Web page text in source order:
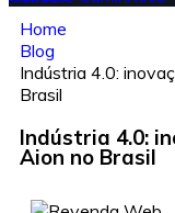
Home
Blog
Indústria 4.0:
Brasil
Indústria 4.0:
Aion no Brasil